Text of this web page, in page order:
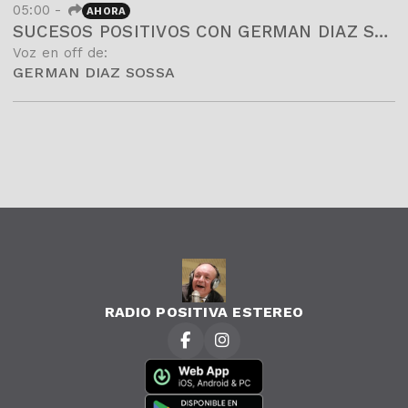
05:00 - AHORA
SUCESOS POSITIVOS CON GERMAN DIAZ SOSSA Y SU EQUIPO DE COLABORADORES
Voz en off de:
GERMAN DIAZ SOSSA
RADIO POSITIVA ESTEREO